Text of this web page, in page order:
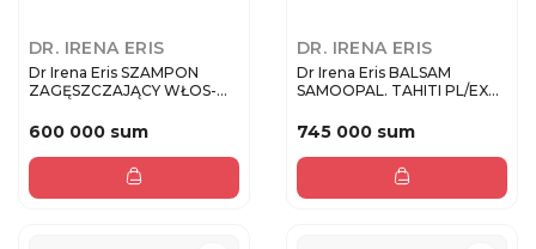
DR. IRENA ERIS
Dr Irena Eris SZAMPON
ZAGĘSZCZAJĄCY WŁOS-
600 000 sum
DR. IRENA ERIS
Dr Irena Eris BALSAM
SAMOOPAL. TAHITI PL/EXP
745 000 sum